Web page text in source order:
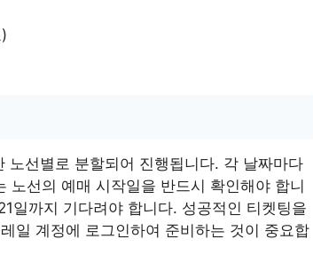
선별로 분할되어 진행됩니다. 각 날짜마다
노선의 예매 시작일을 반드시 확인해야 합니
일까지 기다려야 합니다. 성공적인 티켓팅을
일 계정에 로그인하여 준비하는 것이 중요합